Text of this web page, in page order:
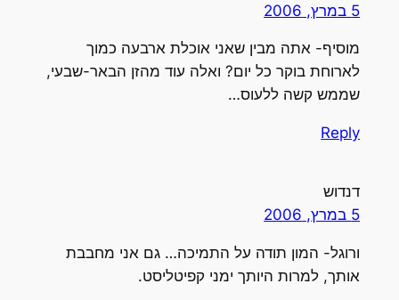
5 במרץ, 2006
מוסיף- אתה מבין שאני אוכלת ארבעה כמוך
לארוחת בוקר כל יום? ואלה עוד מהזן הבאר-שבעי,
שממש קשה ללעוס…
Reply
דנדוש
5 במרץ, 2006
ורוגל- המון תודה על התמיכה… גם אני מחבבת
אותך, למרות היותך ימני קפיטליסט.